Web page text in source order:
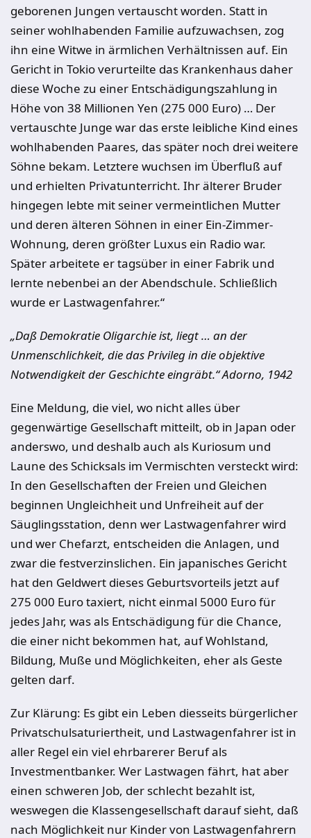
geborenen Jungen vertauscht worden. Statt in
seiner wohlhabenden Familie aufzuwachsen, zog
ihn eine Witwe in ärmlichen Verhältnissen auf. Ein
Gericht in Tokio verurteilte das Krankenhaus daher
diese Woche zu einer Entschädigungszahlung in
Höhe von 38 Millionen Yen (275 000 Euro) … Der
vertauschte Junge war das erste leibliche Kind eines
wohlhabenden Paares, das später noch drei weitere
Söhne bekam. Letztere wuchsen im Überfluß auf
und erhielten Privatunterricht. Ihr älterer Bruder
hingegen lebte mit seiner vermeintlichen Mutter
und deren älteren Söhnen in einer Ein-Zimmer-
Wohnung, deren größter Luxus ein Radio war.
Später arbeitete er tagsüber in einer Fabrik und
lernte nebenbei an der Abendschule. Schließlich
wurde er Lastwagenfahrer.“
„Daß Demokratie Oligarchie ist, liegt … an der
Unmenschlichkeit, die das Privileg in die objektive
Notwendigkeit der Geschichte eingräbt.“ Adorno, 1942
Eine Meldung, die viel, wo nicht alles über
gegenwärtige Gesellschaft mitteilt, ob in Japan oder
anderswo, und deshalb auch als Kuriosum und
Laune des Schicksals im Vermischten versteckt wird:
In den Gesellschaften der Freien und Gleichen
beginnen Ungleichheit und Unfreiheit auf der
Säuglingsstation, denn wer Lastwagenfahrer wird
und wer Chefarzt, entscheiden die Anlagen, und
zwar die festverzinslichen. Ein japanisches Gericht
hat den Geldwert dieses Geburtsvorteils jetzt auf
275 000 Euro taxiert, nicht einmal 5000 Euro für
jedes Jahr, was als Entschädigung für die Chance,
die einer nicht bekommen hat, auf Wohlstand,
Bildung, Muße und Möglichkeiten, eher als Geste
gelten darf.
Zur Klärung: Es gibt ein Leben diesseits bürgerlicher
Privatschulsaturiertheit, und Lastwagenfahrer ist in
aller Regel ein viel ehrbarerer Beruf als
Investmentbanker. Wer Lastwagen fährt, hat aber
einen schweren Job, der schlecht bezahlt ist,
weswegen die Klassengesellschaft darauf sieht, daß
nach Möglichkeit nur Kinder von Lastwagenfahrern